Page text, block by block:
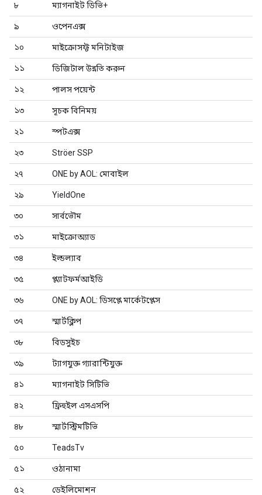
৮ ম্যাগনাইট ডিভি+
৯ ওপেনএক্স
১০ মাইক্রোসফ্ট মনিটাইজ
১১ ডিজিটাল উন্নতি করুন
১২ পালস পয়েন্ট
১৩ সূচক বিনিময়
২১ স্পটএক্স
২৩ Ströer SSP
২৭ ONE by AOL: মোবাইল
২৯ YieldOne
৩০ সার্বভৌম
৩১ মাইক্রোঅ্যাড
৩৪ ইল্ডল্যাব
৩৫ প্ল্যাটফর্মআইডি
৩৬ ONE by AOL: ডিসপ্লে মার্কেটপ্লেস
৩৭ স্মার্টক্লিপ
৩৮ বিডসুইচ
৩৯ ট্যাগযুক্ত গ্যারান্টিযুক্ত
৪১ ম্যাগনাইট সিটিভি
৪২ ফ্রিহুইল এসএসপি
৪৮ স্মার্টস্ট্রিমটিভি
৫০ TeadsTv
৫১ ওঠানামা
৫২ ডেইলিমোশন